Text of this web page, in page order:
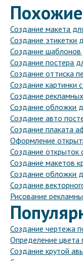
Создание макета
Создание этикетки
Создание шаблонов
Создание постера
Создание оттиска
Создание картинки
Создание
Создание обложки
Создание авто
Создание плаката
Оформление
Создание открыток
Создание макетов
Создание обложки
Создание
Рисование
Создание чертежа
Определение цвета
Создание крутой